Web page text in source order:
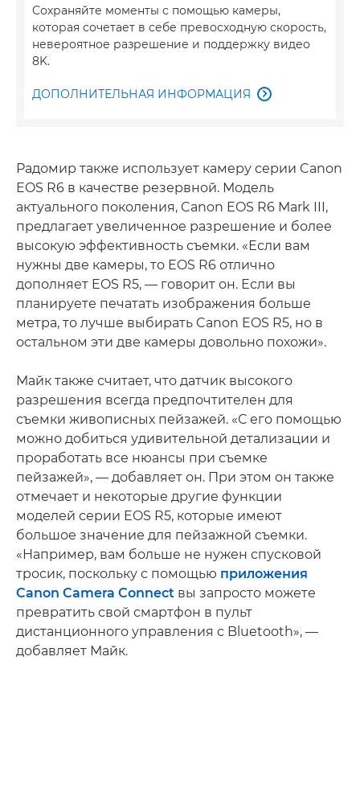
Сохраняйте моменты с помощью камеры,
которая сочетает в себе превосходную скорость,
невероятное разрешение и поддержку видео
8K.
ДОПОЛНИТЕЛЬНАЯ ИНФОРМАЦИЯ 
Радомир также использует камеру серии Canon
EOS R6 в качестве резервной. Модель
актуального поколения, Canon EOS R6 Mark III,
предлагает увеличенное разрешение и более
высокую эффективность съемки. «Если вам
нужны две камеры, то EOS R6 отлично
дополняет EOS R5, — говорит он. Если вы
планируете печатать изображения больше
метра, то лучше выбирать Canon EOS R5, но в
остальном эти две камеры довольно похожи».
Майк также считает, что датчик высокого
разрешения всегда предпочтителен для
съемки живописных пейзажей. «С его помощью
можно добиться удивительной детализации и
проработать все нюансы при съемке
пейзажей», — добавляет он. При этом он также
отмечает и некоторые другие функции
моделей серии EOS R5, которые имеют
большое значение для пейзажной съемки.
«Например, вам больше не нужен спусковой
тросик, поскольку с помощью приложения
Canon Camera Connect вы запросто можете
превратить свой смартфон в пульт
дистанционного управления с Bluetooth», —
добавляет Майк.